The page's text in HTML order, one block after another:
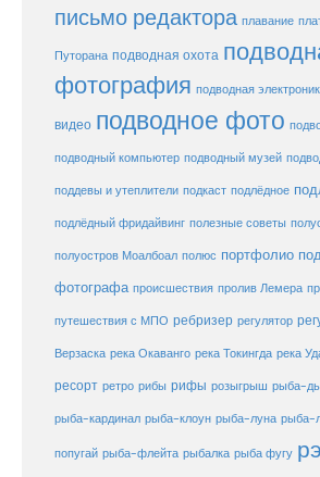
письмо редактора плавание
Путорана подводная охота
фотография подводная
видео подводное фото
подводный компьютер подводный музей
поддевы и утеплители подкаст подлёдное
подлёдный фридайвинг полезные советы
полуостров Моалбоал полюс портфолио
фотографа происшествия пролив Лемера
путешествия с МПО ребризер регулятор
Верзаска река Окаванго река Токингда река
ресорт ретро рибы рифы розыгрыш рыба-
рыба-кардинал рыба-клоун рыба-луна рыба-
попугай рыба-флейта рыбалка рыба фугу